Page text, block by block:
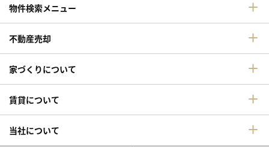
物件検索メニュー
不動産売却
家づくりについて
賃貸について
当社について